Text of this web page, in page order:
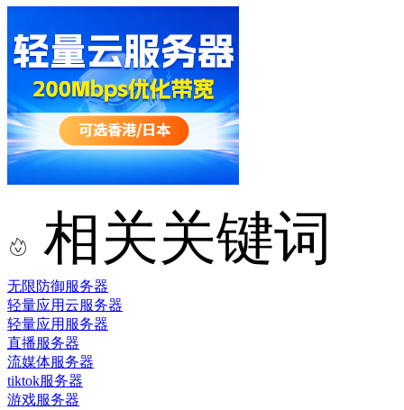
相关关键词
无限防御服务器
轻量应用云服务器
轻量应用服务器
直播服务器
流媒体服务器
tiktok服务器
游戏服务器